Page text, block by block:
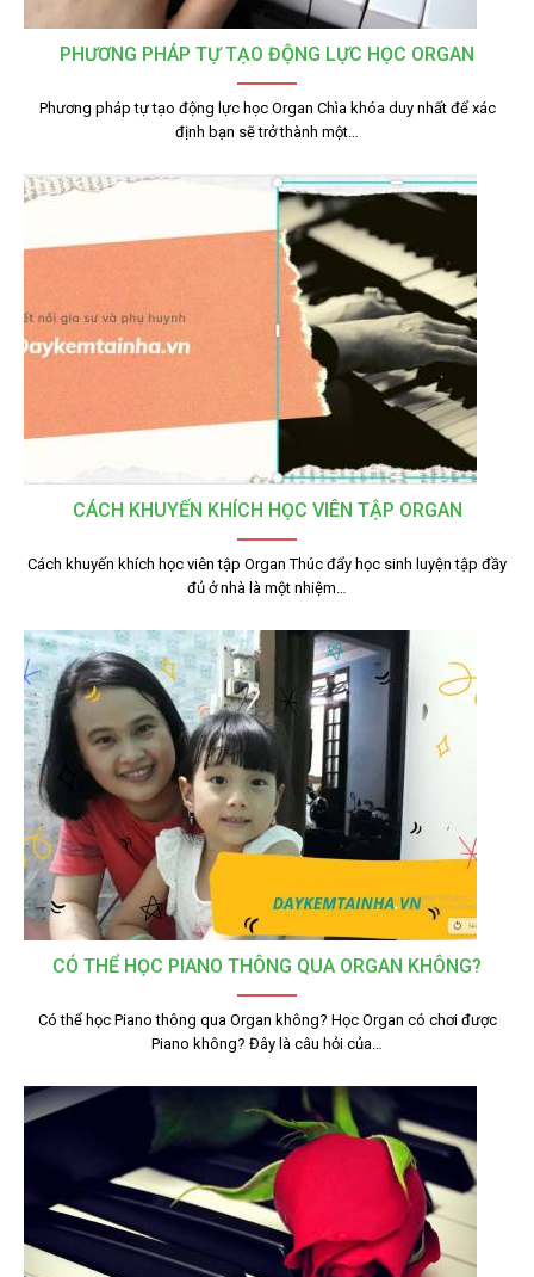
PHƯƠNG PHÁP TỰ TẠO ĐỘNG LỰC HỌC ORGAN
Phương pháp tự tạo động lực học Organ Chìa khóa duy nhất để xác
định bạn sẽ trở thành một…
CÁCH KHUYẾN KHÍCH HỌC VIÊN TẬP ORGAN
Cách khuyến khích học viên tập Organ Thúc đẩy học sinh luyện tập đầy
đủ ở nhà là một nhiệm…
CÓ THỂ HỌC PIANO THÔNG QUA ORGAN KHÔNG?
Có thể học Piano thông qua Organ không? Học Organ có chơi được
Piano không? Đây là câu hỏi của…